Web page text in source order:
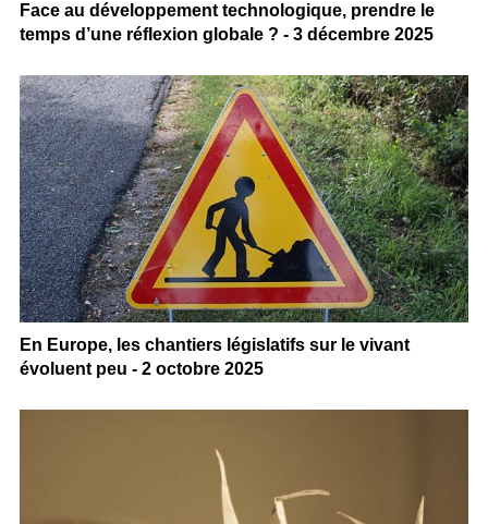
Face au développement technologique, prendre le
temps d’une réflexion globale ? - 3 décembre 2025
En Europe, les chantiers législatifs sur le vivant
évoluent peu - 2 octobre 2025